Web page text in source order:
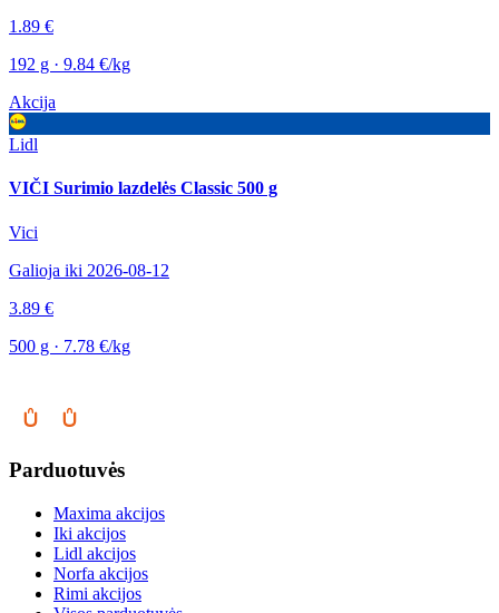
1.89 €
192 g · 9.84 €/kg
Akcija
Lidl
VIČI Surimio lazdelės Classic 500 g
Vici
Galioja iki 2026-08-12
3.89 €
500 g · 7.78 €/kg
Parduotuvės
Maxima akcijos
Iki akcijos
Lidl akcijos
Norfa akcijos
Rimi akcijos